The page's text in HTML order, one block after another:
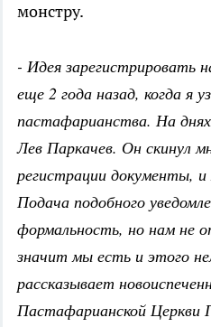
монстру.
- Идея зарегистрировать
еще 2 года назад, когда я
пастафарианства. На
Лев Паркачев. Он скинул
регистрации документы,
Подача подобного
формальность, но нам не
значит мы есть и этого
рассказывает
Пастафарианской Церкви